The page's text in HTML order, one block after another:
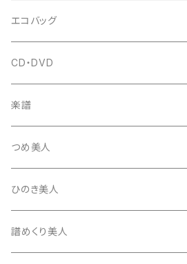
箏柱
柱入
平柱入
三角柱入
琴台
13絃用琴台（低）
13絃用琴台（高）
桐柱箱
消音フェルト
はつね糸
地唄駒
長唄駒
糸駒入
爪駒入
撥入
一丁撥入
三角撥入（ファスナー式）
撥
長唄・民謡撥
地唄撥
撥さや
撥滑り止めゴム
立奏用譜面台
調子笛・音叉
チューナー・メトロノーム
エコバッグ
CD・DVD
楽譜
つめ美人
ひのき美人
譜めくり美人